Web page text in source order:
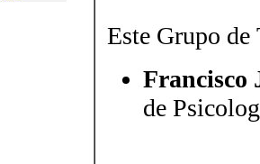
Este Grupo de
Francisco
de